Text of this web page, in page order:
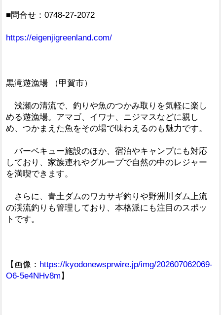
■問合せ：0748-27-2072
https://eigenjigreenland.com/
黒滝遊漁場 （甲賀市）
浅瀬の清流で、釣りや魚のつかみ取りを気軽に楽し
める遊漁場。アマゴ、イワナ、ニジマスなどに親し
め、つかまえた魚をその場で味わえるのも魅力です。
バーベキュー施設のほか、宿泊やキャンプにも対応
しており、家族連れやグループで自然の中のレジャー
を満喫できます。
さらに、青土ダムのワカサギ釣りや野洲川ダム上流
の渓流釣りも管理しており、本格派にも注目のスポッ
トです。
【画像： https://kyodonewsprwire.jp/img/202607062069-
O6-5e4NHv8m 】